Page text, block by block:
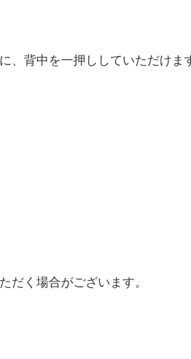
背中を一押ししていただけま
く場合がございます。